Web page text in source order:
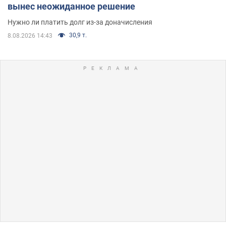
вынес неожиданное решение
Нужно ли платить долг из-за доначисления
8.08.2026 14:43 30,9 т.